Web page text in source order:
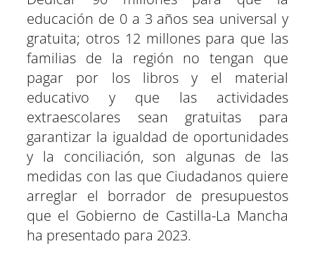
t
i
r
e
n
e
r
)
t
r
e
n
k
t
p i
r
e
n
m i
r
e
n
s
t
i
r
e
n
n
educación de 0 a 3 años sea universal y
gratuita; otros 12 millones para que las
familias de la región no tengan que
pagar por los libros y el material
educativo y que las actividades
extraescolares sean gratuitas para
garantizar la igualdad de oportunidades
y la conciliación, son algunas de las
medidas con las que Ciudadanos quiere
arreglar el borrador de presupuestos
que el Gobierno de Castilla-La Mancha
ha presentado para 2023.